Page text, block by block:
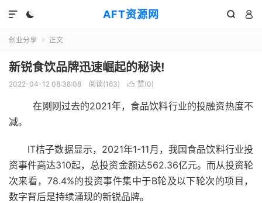
AFT资源网
  

创业分享  正文
新锐食饮品牌迅速崛起的秘诀!
2022-04-12 08:38:08 阅读(163)  赞(0)
在刚刚过去的2021年，食品饮料行业的投融资热度不
减。
IT桔子数据显示，2021年1-11月，我国食品饮料行业投
资事件高达310起，总投资金额达562.36亿元。而从投资轮
次来看，78.4%的投资事件集中于B轮及以下轮次的项目，
数字背后是持续涌现的新锐品牌。